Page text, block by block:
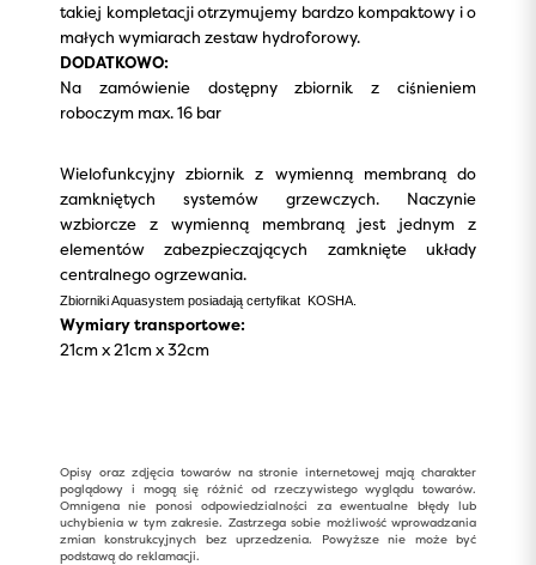
takiej kompletacji otrzymujemy bardzo kompaktowy i o
małych wymiarach zestaw hydroforowy.
DODATKOWO:
Na zamówienie dostępny zbiornik z ciśnieniem
roboczym max. 16 bar
Wielofunkcyjny zbiornik z wymienną membraną do
zamkniętych systemów grzewczych. Naczynie
wzbiorcze z wymienną membraną jest jednym z
elementów zabezpieczających zamknięte układy
centralnego ogrzewania.
Zbiorniki Aquasystem posiadają certyfikat KOSHA.
Wymiary transportowe:
21cm x 21cm x 32cm
Opisy oraz zdjęcia towarów na stronie internetowej mają charakter
poglądowy i mogą się różnić od rzeczywistego wyglądu towarów.
Omnigena nie ponosi odpowiedzialności za ewentualne błędy lub
uchybienia w tym zakresie. Zastrzega sobie możliwość wprowadzania
zmian konstrukcyjnych bez uprzedzenia. Powyższe nie może być
podstawą do reklamacji.